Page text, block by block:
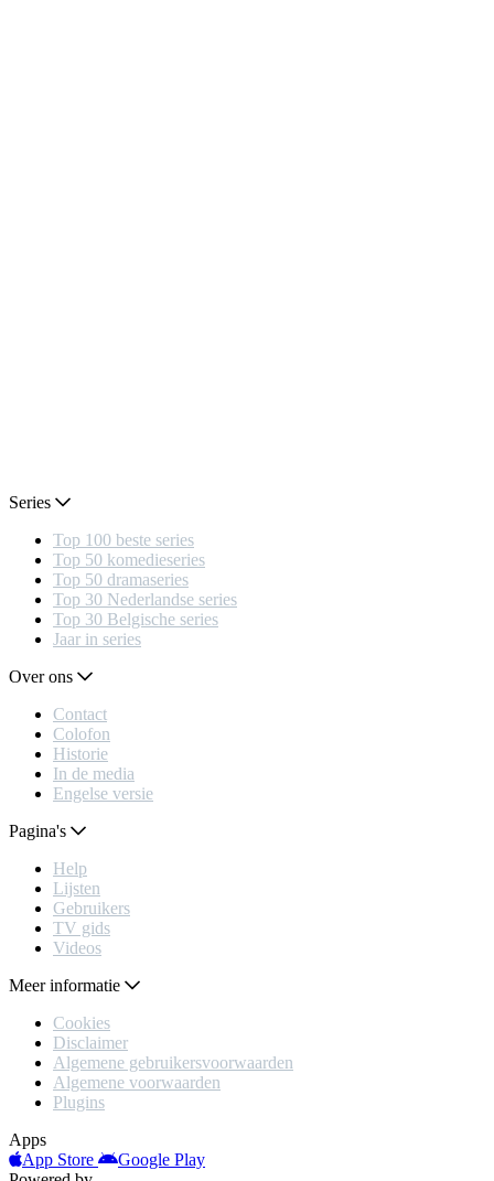
Series
Top 100 beste series
Top 50 komedieseries
Top 50 dramaseries
Top 30 Nederlandse series
Top 30 Belgische series
Jaar in series
Over ons
Contact
Colofon
Historie
In de media
Engelse versie
Pagina's
Help
Lijsten
Gebruikers
TV gids
Videos
Meer informatie
Cookies
Disclaimer
Algemene gebruikersvoorwaarden
Algemene voorwaarden
Plugins
Apps
App Store
Google Play